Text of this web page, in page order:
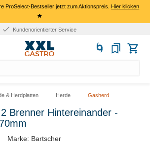
ProSelect-Bestseller jetzt zum Aktionspreis.Hier klicken
*
Kundenorientierter Service
& Herdplatten Herde Gasherd
Brenner Hintereinander -
Marke: Bartscher